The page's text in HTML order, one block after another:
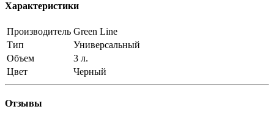
Характеристики
Производитель Green Line
Тип
Универсальный
Объем
3 л.
Цвет
Черный
Отзывы